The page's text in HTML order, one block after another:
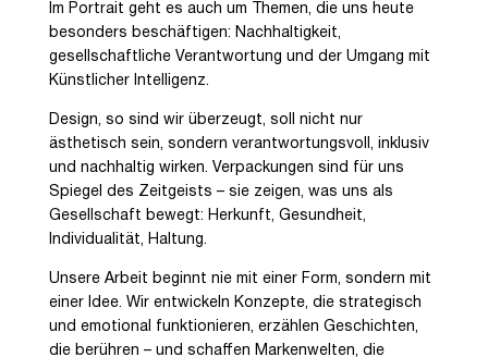
Im Portrait geht es auch um Themen, die uns heute
besonders beschäftigen: Nachhaltigkeit,
gesellschaftliche Verantwortung und der Umgang mit
Künstlicher Intelligenz.
Design, so sind wir überzeugt, soll nicht nur
ästhetisch sein, sondern verantwortungsvoll, inklusiv
und nachhaltig wirken. Verpackungen sind für uns
Spiegel des Zeitgeists – sie zeigen, was uns als
Gesellschaft bewegt: Herkunft, Gesundheit,
Individualität, Haltung.
Unsere Arbeit beginnt nie mit einer Form, sondern mit
einer Idee. Wir entwickeln Konzepte, die strategisch
und emotional funktionieren, erzählen Geschichten,
die berühren – und schaffen Markenwelten, die